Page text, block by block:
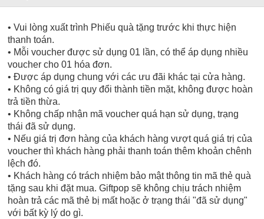
• Vui lòng xuất trình Phiếu quà tặng trước khi thực hiện
thanh toán.
• Mỗi voucher được sử dụng 01 lần, có thể áp dụng nhiều
voucher cho 01 hóa đơn.
• Được áp dụng chung với các ưu đãi khác tại cửa hàng.
• Không có giá trị quy đổi thành tiền mặt, không được hoàn
trả tiền thừa.
• Không chấp nhận mã voucher quá hạn sử dụng, trạng
thái đã sử dụng.
• Nếu giá trị đơn hàng của khách hàng vượt quá giá trị của
voucher thì khách hàng phải thanh toán thêm khoản chênh
lệch đó.
• Khách hàng có trách nhiệm bảo mật thông tin mã thẻ quà
tặng sau khi đặt mua. Giftpop sẽ không chịu trách nhiệm
hoàn trả các mã thẻ bị mất hoặc ở trạng thái "đã sử dụng"
với bất kỳ lý do gì.